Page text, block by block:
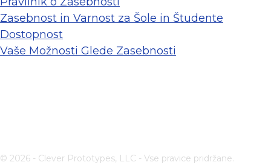
Zasebnost in Varnost za Šole in Študente
Dostopnost
Vaše Možnosti Glede Zasebnosti
© 2026 - Clever Prototypes, LLC - Vse pravice pridržane.